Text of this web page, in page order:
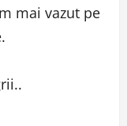
mai vazut pe